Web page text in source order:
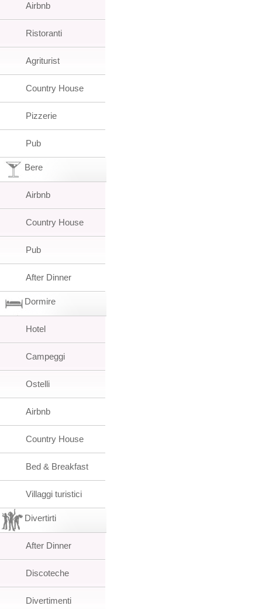
Airbnb
Ristoranti
Agriturist
Country House
Pizzerie
Pub
Bere
Airbnb
Country House
Pub
After Dinner
Dormire
Hotel
Campeggi
Ostelli
Airbnb
Country House
Bed & Breakfast
Villaggi turistici
Divertirti
After Dinner
Discoteche
Divertimenti